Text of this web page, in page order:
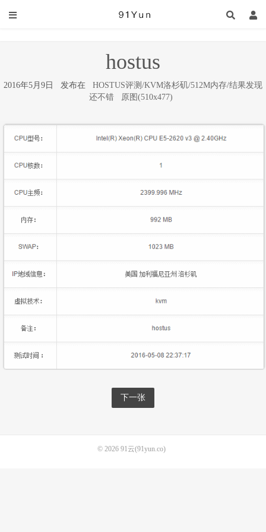
hostus
2016年5月9日 发布在 HOSTUS评测/KVM洛杉矶/512M内存/结果发现
还不错
原图(510x477)
下一张
© 2026 91云(91yun.co)